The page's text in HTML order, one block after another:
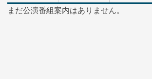
まだ公演番組案内はありません。